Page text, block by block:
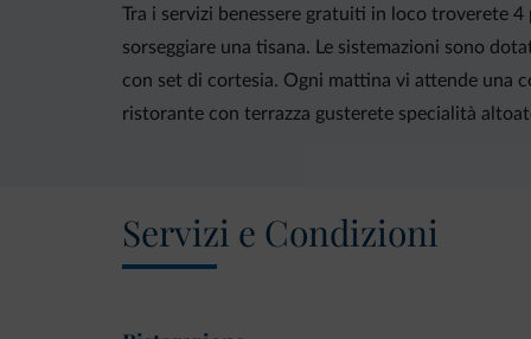
Tra i servizi benessere gratuiti in loco troverete
sorseggiare una tisana. Le sistemazioni sono
con set di cortesia. Ogni mattina vi attende una
ristorante con terrazza gusterete specialità
Servizi e Condizioni